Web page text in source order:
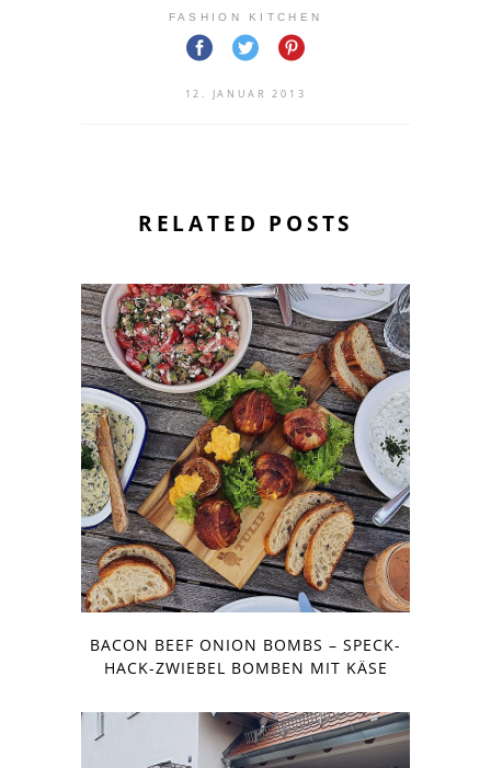
FASHION KITCHEN
12. JANUAR 2013
RELATED POSTS
BACON BEEF ONION BOMBS – SPECK-
HACK-ZWIEBEL BOMBEN MIT KÄSE